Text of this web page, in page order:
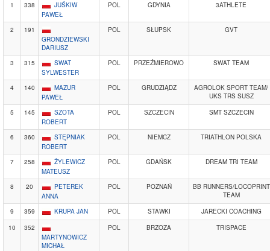
1 338
JUŚKIW
PAWEŁ
POL GDYNIA 3ATHLETE
2
191
GRONDZIEWSKI
DARIUSZ
POL SŁUPSK GVT
3 315
SWAT
SYLWESTER
POL PRZEŹMIEROWO SWAT TEAM
4 140
MAZUR
PAWEŁ
POL GRUDZIĄDZ
AGROLOK SPORT TEAM/
UKS TRS SUSZ
5
145
SZOTA
ROBERT
POL SZCZECIN SMT SZCZECIN
6 360
STĘPNIAK
ROBERT
POL NIEMCZ TRIATHLON POLSKA
7 258
ŻYLEWICZ
MATEUSZ
POL GDAŃSK DREAM TRI TEAM
8 20
PETEREK
ANNA
POL POZNAŃ
BB RUNNERS/LOCOPRINT
TEAM
9
359 KRUPA JAN POL STAWKI
JARECKI COACHING
10
352
MARTYNOWICZ
MICHAŁ
POL BRZOZA TRISPACE